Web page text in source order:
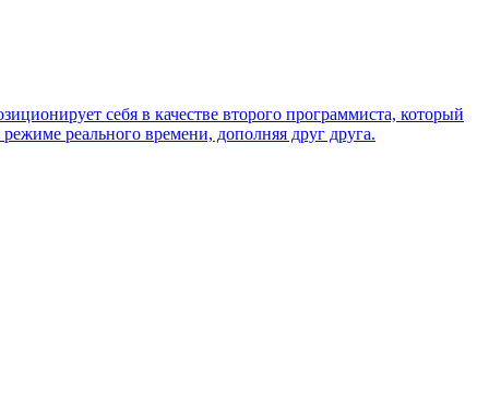
себя в качестве второго программиста, который
реального времени, дополняя друг друга.